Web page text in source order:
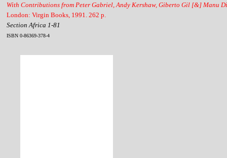
With Contributions from Peter Gabriel, Andy Kershaw, Giberto Gil [&] Manu
London: Virgin Books, 1991. 262 p.
Section Africa 1-81
ISBN 0-86369-378-4